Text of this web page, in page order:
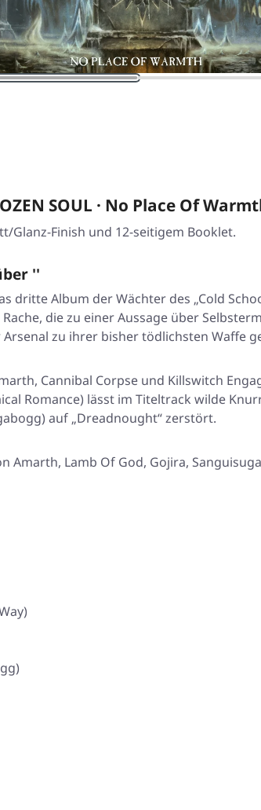
SOUL · No Place Of
Glanz-Finish und 12-seitigem Booklet.
''
dritte Album der Wächter des „Cold
die zu einer Aussage über
zu ihrer bisher tödlichsten Waffe
Cannibal Corpse und Killswitch
Romance) lässt im Titeltrack wilde
auf „Dreadnought“zerstört.
Amarth, Lamb Of God, Gojira,